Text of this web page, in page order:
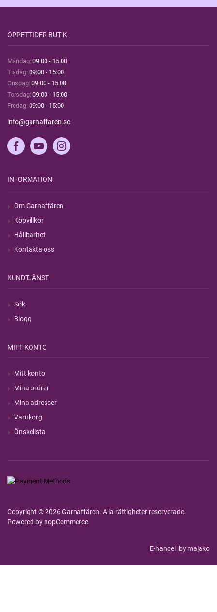
ÖPPETTIDER BUTIK
Måndag: 09:00 - 15:00
Tisdag: 09:00 - 15:00
Onsdag: 09:00 - 15:00
Torsdag: 09:00 - 15:00
Fredag: 09:00 - 15:00
info@garnaffaren.se
INFORMATION
Om Garnaffären
Köpvillkor
Hållbarhet
Kontakta oss
KUNDTJÄNST
Sök
Blogg
MITT KONTO
Mitt konto
Mina ordrar
Mina adresser
Varukorg
Önskelista
Copyright © 2026 Garnaffären. Alla rättigheter reserverade.
Powered by nopCommerce
E-handel by majako